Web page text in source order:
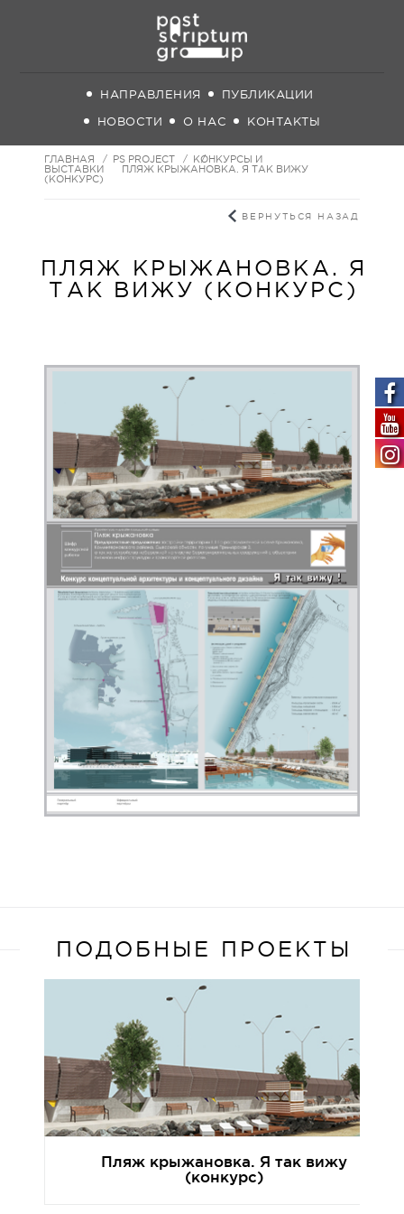
НАПРАВЛЕНИЯ ПУБЛИКАЦИИ
НОВОСТИ О НАС КОНТАКТЫ
ГЛАВНАЯ PS PROJECT
КОНКУРСЫ И
ВЫСТАВКИ
ПЛЯЖ КРЫЖАНОВКА. Я ТАК ВИЖУ
(КОНКУРС)
ВЕРНУТЬСЯ НАЗАД
ПЛЯЖ КРЫЖАНОВКА. Я
ТАК ВИЖУ (КОНКУРС)
ПОДОБНЫЕ ПРОЕКТЫ
Пляж крыжановка. Я так вижу
(конкурс)